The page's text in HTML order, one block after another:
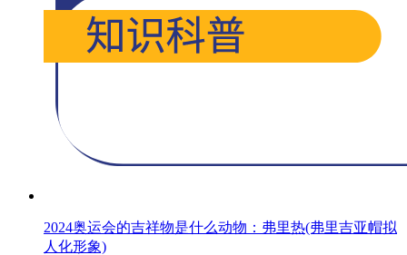
2024奥运会的吉祥物是什么动物：弗里热(弗里吉亚帽拟
人化形象)